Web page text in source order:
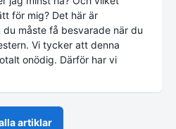
för mig? Det här är
måste få besvarade när du
Vi tycker att denna
onödig. Därför har vi
artiklar